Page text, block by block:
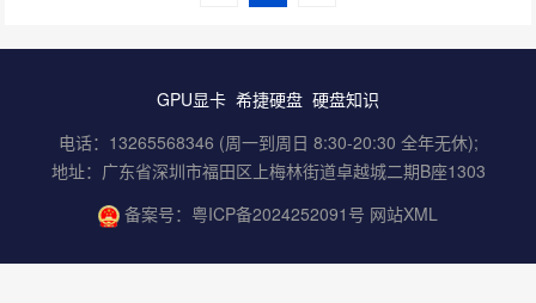
GPU显卡 希捷硬盘 硬盘知识
电话：13265568346 (周一到周日 8:30-20:30 全年无休);
地址：广东省深圳市福田区上梅林街道卓越城二期B座1303
备案号： 粤ICP备2024252091号 网站XML